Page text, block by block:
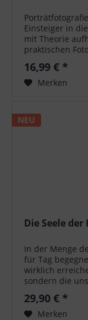
Einsteiger in
mit Theorie
praktischen
16,99 € *
Merken
NEU
Die Seele der
In der Menge
für Tag
wirklich
sondern die
Technisch gut
29,90 € *
Merken